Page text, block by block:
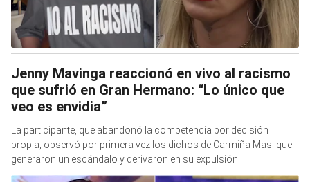
Jenny Mavinga reaccionó en vivo al racismo
que sufrió en Gran Hermano: “Lo único que
veo es envidia”
La participante, que abandonó la competencia por decisión
propia, observó por primera vez los dichos de Carmiña Masi que
generaron un escándalo y derivaron en su expulsión